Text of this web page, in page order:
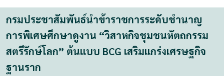
กรมประชาสัมพันธ์นำข้าราชการระดับชำนาญ
การพิเศษศึกษาดูงาน “วิสาหกิจชุมชนหัตถกรรม
สตรีรักษ์โลก” ต้นแบบ BCG เสริมแกร่งเศรษฐกิจ
ฐานราก